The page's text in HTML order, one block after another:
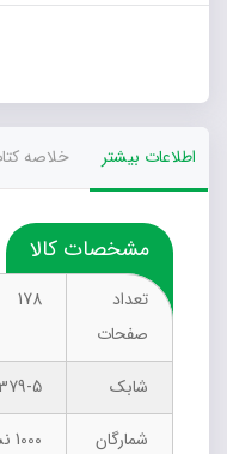
عدد
اطلاعات بیشتر خلاصه
مشخصات کالا
تعداد
صفحات
178
شابک
5
شمارگان
1000 نسخه